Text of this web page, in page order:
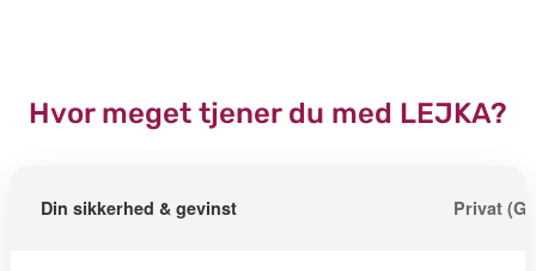
Hvor meget tjener du med LEJKA?
Din sikkerhed & gevinst Privat